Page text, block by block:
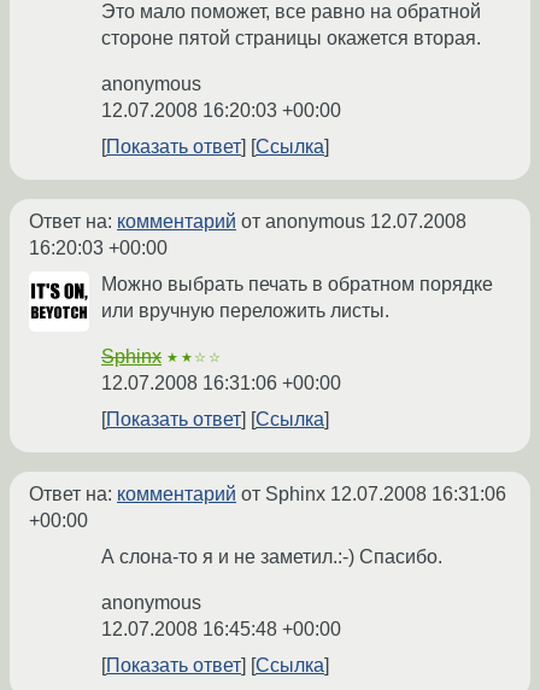
Это мало поможет, все равно на обратной
стороне пятой страницы окажется вторая.
anonymous
12.07.2008 16:20:03 +00:00
Показать ответ
Ссылка
Ответ на: комментарий от anonymous 12.07.2008
16:20:03 +00:00
Можно выбрать печать в обратном порядке
или вручную переложить листы.
Sphinx ★★☆☆
12.07.2008 16:31:06 +00:00
Показать ответ
Ссылка
Ответ на: комментарий от Sphinx 12.07.2008 16:31:06
+00:00
А слона-то я и не заметил.:-) Спасибо.
anonymous
12.07.2008 16:45:48 +00:00
Показать ответ
Ссылка